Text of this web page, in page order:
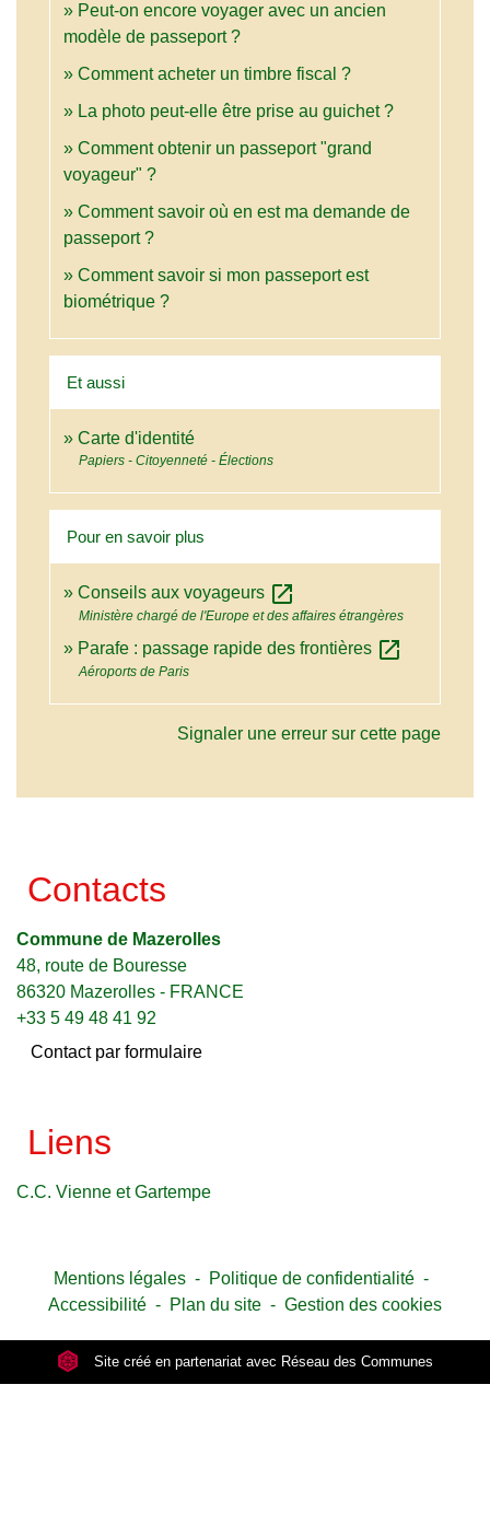
Peut-on encore voyager avec un ancien
modèle de passeport ?
Comment acheter un timbre fiscal ?
La photo peut-elle être prise au guichet ?
Comment obtenir un passeport "grand
voyageur" ?
Comment savoir où en est ma demande de
passeport ?
Comment savoir si mon passeport est
biométrique ?
Et aussi
Carte d'identité
Papiers - Citoyenneté - Élections
Pour en savoir plus
Conseils aux voyageurs open_in_new
Ministère chargé de l'Europe et des affaires étrangères
Parafe : passage rapide des frontières open_in_new
Aéroports de Paris
Signaler une erreur sur cette page
Contacts
Commune de Mazerolles
48, route de Bouresse
86320 Mazerolles - FRANCE
+33 5 49 48 41 92
Contact par formulaire
Liens
C.C. Vienne et Gartempe
Mentions légales - Politique de confidentialité -
Accessibilité - Plan du site - Gestion des cookies
Site créé en partenariat avec Réseau des Communes